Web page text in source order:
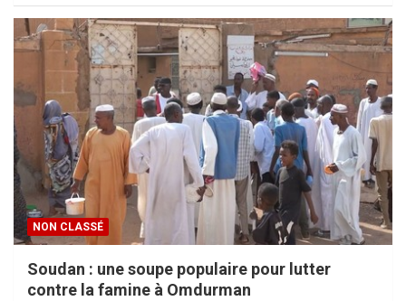
NON CLASSÉ
Soudan : une soupe populaire pour lutter
contre la famine à Omdurman